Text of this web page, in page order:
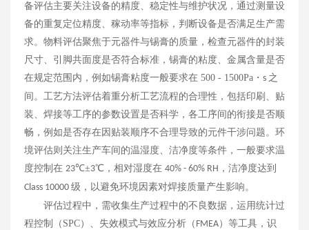
备评估主要关注设备的精度、稳定性与维护状况，通过测量设
备的重复定位精度、稼动率等指标，判断设备是否满足生产需
求。物料评估聚焦于元器件与锡膏的质量，检查元器件的封装
尺寸、引脚共面度是否符合标准，锡膏的粘度、金属含量是否
在规定范围内，例如锡膏粘度一般要求在 500 - 1500Pa ・ s 之
间。工艺方法评估着重分析工艺流程的合理性，包括印刷、贴
装、焊接等工序的参数设置是否科学，各工序间的衔接是否顺
畅，例如是否存在因贴装顺序不合理导致的元件干涉问题。环
境评估则关注生产车间的温湿度、洁净度等条件，一般要求温
度控制在 23℃±3℃，相对湿度在 40% - 60% RH ，洁净度达到
Class 10000 级，以避免环境因素对焊接质量产生影响。
评估过程中，需收集生产过程中的不良数据，运用统计过
程控制（ SPC）、失效模式与效应分析（ FMEA）等工具，识